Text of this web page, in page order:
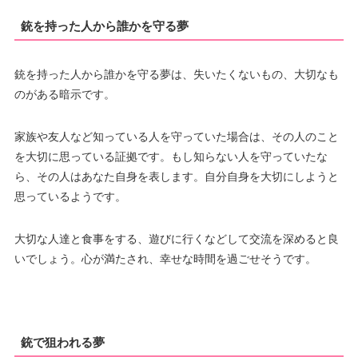
銃を持った人から誰かを守る夢
銃を持った人から誰かを守る夢は、失いたくないもの、大切なも
のがある暗示です。
家族や友人など知っている人を守っていた場合は、その人のこと
を大切に思っている証拠です。もし知らない人を守っていたな
ら、その人はあなた自身を表します。自分自身を大切にしようと
思っているようです。
大切な人達と食事をする、遊びに行くなどして交流を深めると良
いでしょう。心が満たされ、幸せな時間を過ごせそうです。
銃で狙われる夢